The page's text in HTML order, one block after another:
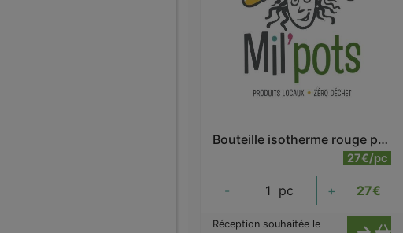
Bouteille isotherme rouge piment 500 ml
27€/pc
- 1 pc + 27€
Réception souhaitée le